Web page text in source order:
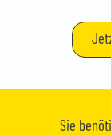
Sie